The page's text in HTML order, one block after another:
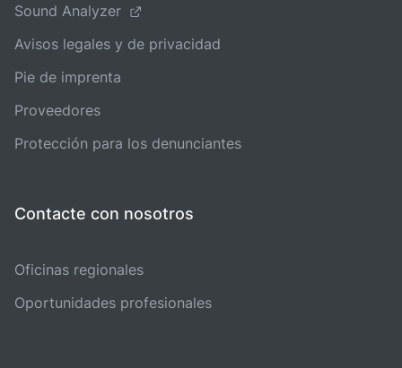
Sound Analyzer
Avisos legales y de privacidad
Pie de imprenta
Proveedores
Protección para los denunciantes
Contacte con nosotros
Oficinas regionales
Oportunidades profesionales